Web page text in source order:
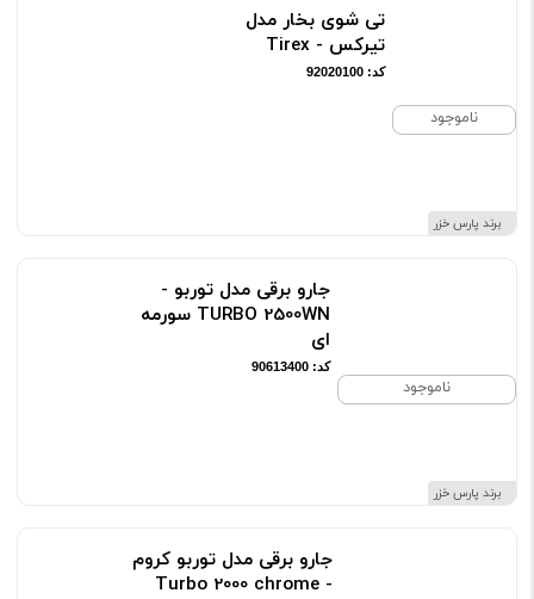
ناموجود
برند پارس خزر
تی شوی بخار مدل
تیرکس - Tirex
کد: 92020100
ناموجود
برند پارس خزر
جارو برقی مدل توربو -
TURBO 2500WN سورمه
ای
کد: 90613400
جارو برقی مدل توربو کروم
- Turbo 2000 chrome